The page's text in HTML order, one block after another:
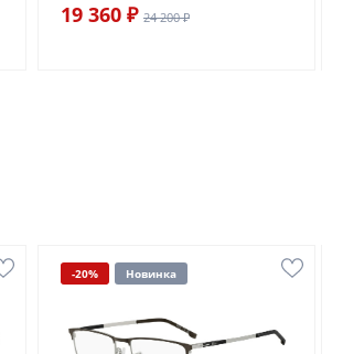
19 360 ₽ 24 200 ₽
-20% Новинка